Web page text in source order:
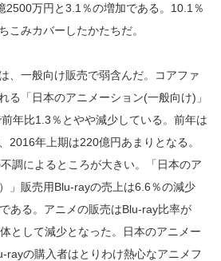
2500万円と3.1％の増加である。10.1％
こみカバーしたかたちだ。
、一般向け販売で弱含んだ。コアファ
る「日本のアニメーション(一般向け)」
年比1.3％とやや減少している。前年は
2016年上期は220億円あまりとなる。
調によるところが大きい。「日本のア
」販売用Blu‐rayの売上は6.6％の減少
ある。アニメの販売はBlu‐ray比率が
として減少となった。日本のアニメー
の購入者はとりわけ熱心なアニメフ